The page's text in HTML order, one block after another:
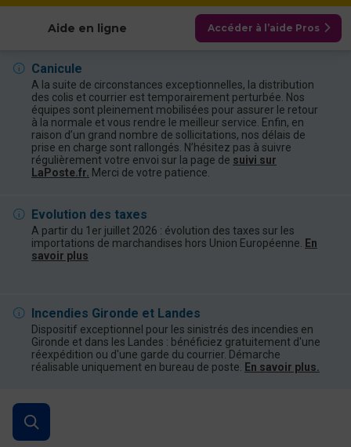
Aide en ligne Accéder à l’aide Pros
Canicule
A la suite de circonstances exceptionnelles, la distribution
des colis et courrier est temporairement perturbée. Nos
équipes sont pleinement mobilisées pour assurer le retour
à la normale et vous rendre le meilleur service. Enfin, en
raison d’un grand nombre de sollicitations, nos délais de
prise en charge sont rallongés. N’hésitez pas à suivre
régulièrement votre envoi sur la page de suivi sur
LaPoste.fr. Merci de votre patience.
Evolution des taxes
A partir du 1er juillet 2026 : évolution des taxes sur les
importations de marchandises hors Union Européenne.
En
savoir plus
Incendies Gironde et Landes
Dispositif exceptionnel pour les sinistrés des incendies en
Gironde et dans les Landes : bénéficiez gratuitement d'une
réexpédition ou d'une garde du courrier. Démarche
réalisable uniquement en bureau de poste.
En savoir plus.